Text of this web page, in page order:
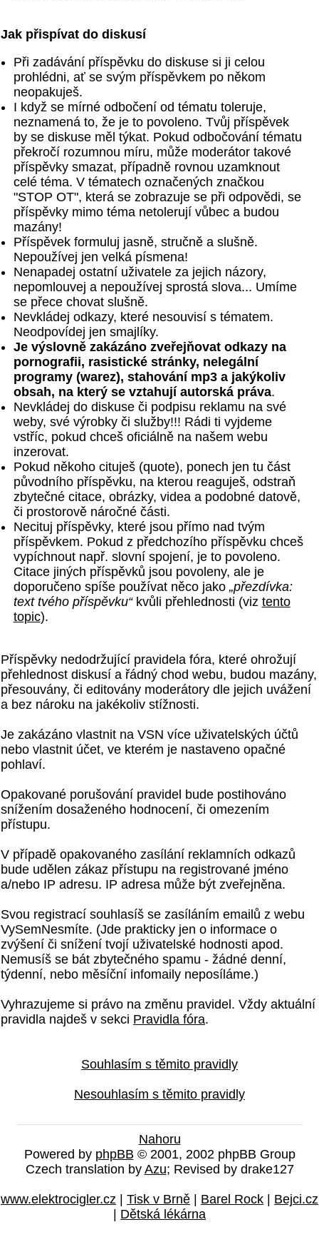
Jak přispívat do diskusí
Při zadávání příspěvku do diskuse si ji celou
prohlédni, ať se svým příspěvkem po někom
neopakuješ.
I když se mírné odbočení od tématu toleruje,
neznamená to, že je to povoleno. Tvůj příspěvek
by se diskuse měl týkat. Pokud odbočování tématu
překročí rozumnou míru, může moderátor takové
příspěvky smazat, případně rovnou uzamknout
celé téma. V tématech označených značkou
"STOP OT", která se zobrazuje se při odpovědi, se
příspěvky mimo téma netolerují vůbec a budou
mazány!
Příspěvek formuluj jasně, stručně a slušně.
Nepoužívej jen velká písmena!
Nenapadej ostatní uživatele za jejich názory,
nepomlouvej a nepoužívej sprostá slova... Umíme
se přece chovat slušně.
Nevkládej odkazy, které nesouvisí s tématem.
Neodpovídej jen smajlíky.
Je výslovně zakázáno zveřejňovat odkazy na
pornografii, rasistické stránky, nelegální
programy (warez), stahování mp3 a jakýkoliv
obsah, na který se vztahují autorská práva.
Nevkládej do diskuse či podpisu reklamu na své
weby, své výrobky či služby!!! Rádi ti vyjdeme
vstříc, pokud chceš oficiálně na našem webu
inzerovat.
Pokud někoho cituješ (quote), ponech jen tu část
původního příspěvku, na kterou reaguješ, odstraň
zbytečné citace, obrázky, videa a podobné datově,
či prostorově náročné části.
Necituj příspěvky, které jsou přímo nad tvým
příspěvkem. Pokud z předchozího příspěvku chceš
vypíchnout např. slovní spojení, je to povoleno.
Citace jiných příspěvků jsou povoleny, ale je
doporučeno spíše používat něco jako „přezdívka:
text tvého příspěvku“kvůli přehlednosti (viz tento
topic).
Příspěvky nedodržující pravidela fóra, které ohrožují
přehlednost diskusí a řádný chod webu, budou mazány,
přesouvány, či editovány moderátory dle jejich uvážení
a bez nároku na jakékoliv stížnosti.
Je zakázáno vlastnit na VSN více uživatelských účtů
nebo vlastnit účet, ve kterém je nastaveno opačné
pohlaví.
Opakované porušování pravidel bude postihováno
snížením dosaženého hodnocení, či omezením
přístupu.
V případě opakovaného zasílání reklamních odkazů
bude udělen zákaz přístupu na registrované jméno
a/nebo IP adresu. IP adresa může být zveřejněna.
Svou registrací souhlasíš se zasíláním emailů z webu
VySemNesmíte. (Jde prakticky jen o informace o
zvýšení či snížení tvojí uživatelské hodnosti apod.
Nemusíš se bát zbytečného spamu - žádné denní,
týdenní, nebo měsíční infomaily neposíláme.)
Vyhrazujeme si právo na změnu pravidel. Vždy aktuální
pravidla najdeš v sekci Pravidla fóra.
Souhlasím s těmito pravidly
Nesouhlasím s těmito pravidly
Nahoru
Powered by phpBB © 2001, 2002 phpBB Group
Czech translation by Azu; Revised by drake127
www.elektrocigler.cz | Tisk v Brně | Barel Rock | Bejci.cz
| Dětská lékárna